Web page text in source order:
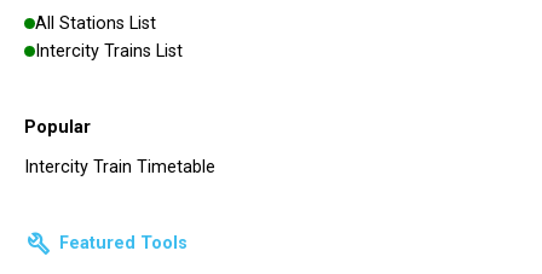
All Stations List
Intercity Trains List
Popular
Intercity Train Timetable
build Featured Tools